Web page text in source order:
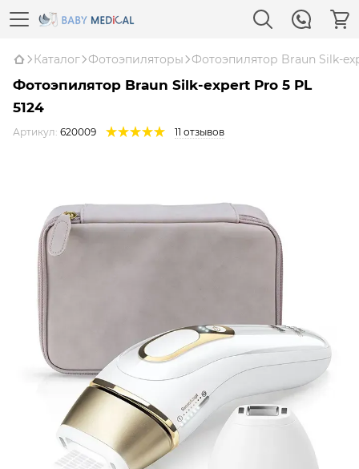
Каталог Фотоэпиляторы Фотоэпилятор Braun Silk-
Фотоэпилятор Braun Silk-expert Pro 5 PL
5124
Артикул: 620009 11 отзывов